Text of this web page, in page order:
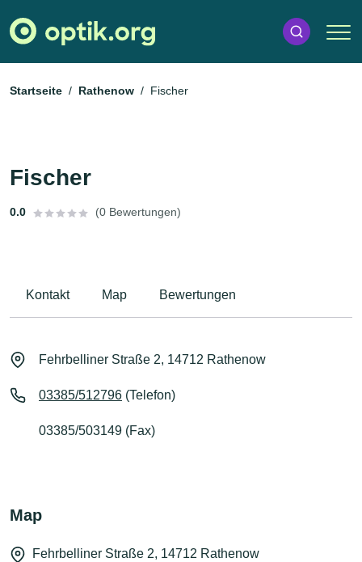
Startseite Rathenow Fischer
Fischer
0.0 (0 Bewertungen)
Kontakt Map Bewertungen
Fehrbelliner Straße 2, 14712 Rathenow
03385/512796 (Telefon)
03385/503149 (Fax)
Map
Fehrbelliner Straße 2, 14712 Rathenow